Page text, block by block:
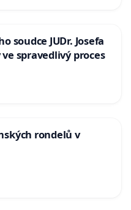
soudce JUDr. Josefa
spravedlivý proces
rondelů v